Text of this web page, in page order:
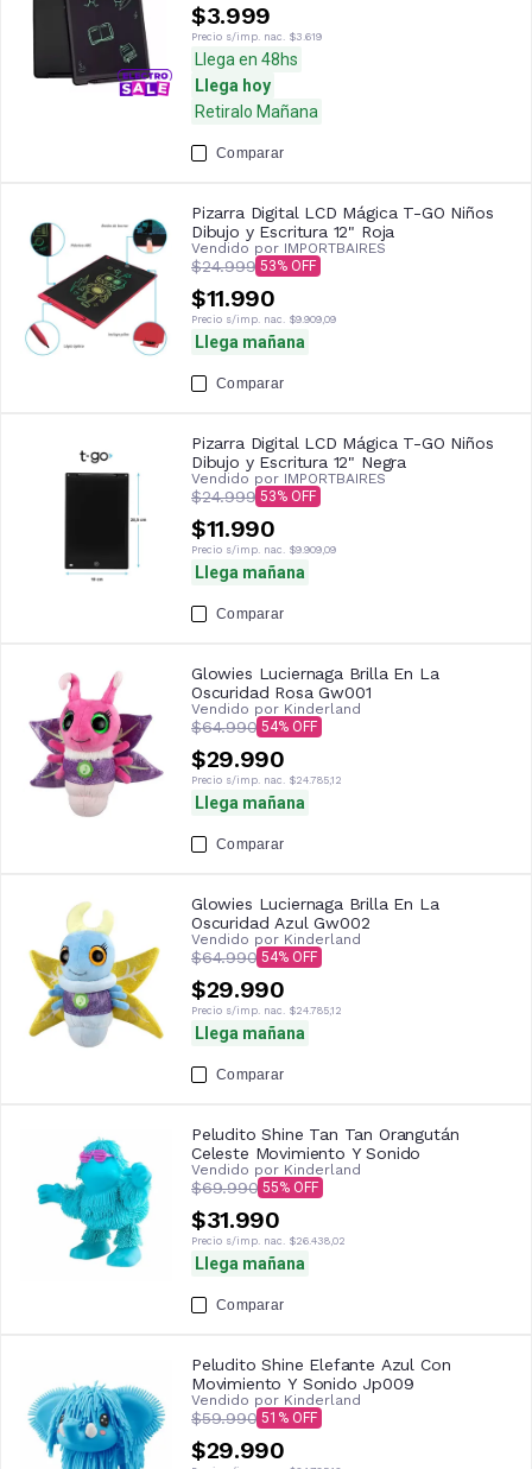
$3.999
Precio s/imp. nac. $3.619
Llega en 48hs
Llega hoy
Retiralo Mañana
Comparar
Pizarra Digital LCD Mágica T-GO Niños
Dibujo y Escritura 12" Roja
Vendido por IMPORTBAIRES
$24.999 53
$11.990
Precio s/imp. nac. $9.909,09
Llega mañana
Comparar
Pizarra Digital LCD Mágica T-GO Niños
Dibujo y Escritura 12" Negra
Vendido por IMPORTBAIRES
$24.999 53
$11.990
Precio s/imp. nac. $9.909,09
Llega mañana
Comparar
Glowies Luciernaga Brilla En La
Oscuridad Rosa Gw001
Vendido por Kinderland
$64.990 54
$29.990
Precio s/imp. nac. $24.785,12
Llega mañana
Comparar
Glowies Luciernaga Brilla En La
Oscuridad Azul Gw002
Vendido por Kinderland
$64.990 54
$29.990
Precio s/imp. nac. $24.785,12
Llega mañana
Comparar
Peludito Shine Tan Tan Orangután
Celeste Movimiento Y Sonido
Vendido por Kinderland
$69.990 55
$31.990
Precio s/imp. nac. $26.438,02
Llega mañana
Comparar
Peludito Shine Elefante Azul Con
Movimiento Y Sonido Jp009
Vendido por Kinderland
$59.990 51
$29.990